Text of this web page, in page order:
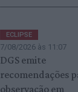
ECLIPSE
7/08/2026 às 11:07
DGS emite
recomendações
observação em